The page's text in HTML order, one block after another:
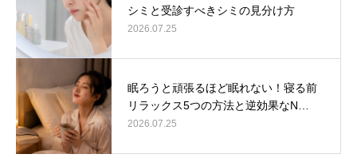
シミと受診すべきシミの見分け方
2026.07.25
眠ろうと頑張るほど眠れない！寝る前
リラックス5つの方法と逆効果なN…
2026.07.25